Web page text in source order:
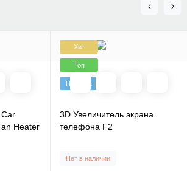
Car
Heater
Хит
Топ
Новинка
3D Увеличитель экрана
телефона F2
Нет в наличии